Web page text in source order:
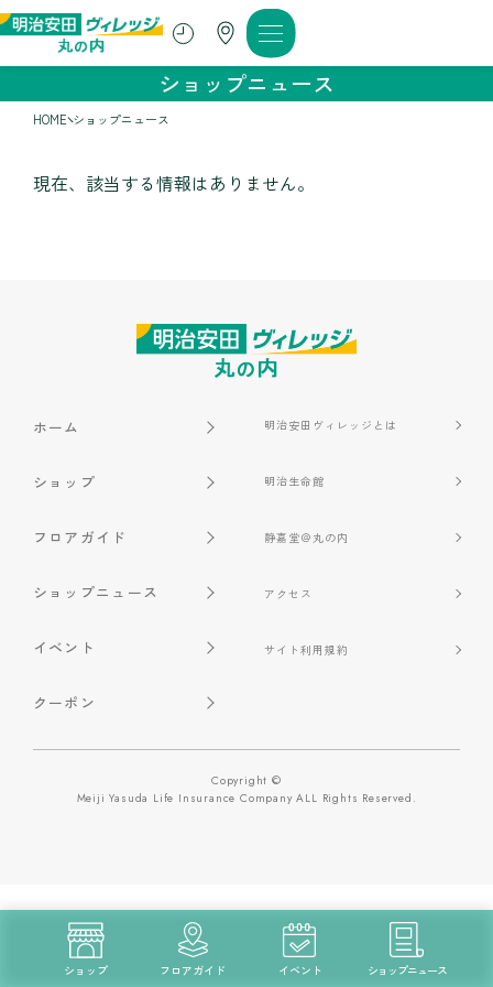
ショップニュース
HOME ショップニュース
現在、該当する情報はありません。
ホーム
ショップ
フロアガイド
ショップニュース
イベント
クーポン
明治安田ヴィレッジとは
明治生命館
静嘉堂＠丸の内
アクセス
サイト利用規約
Copyright ©
Meiji Yasuda Life Insurance Company ALL Rights Reserved.
ショップ フロアガイド イベント ショップニュース